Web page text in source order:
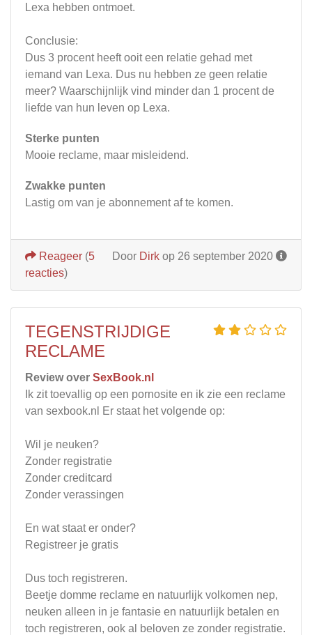
Lexa hebben ontmoet.
Conclusie:
Dus 3 procent heeft ooit een relatie gehad met
iemand van Lexa. Dus nu hebben ze geen relatie
meer? Waarschijnlijk vind minder dan 1 procent de
liefde van hun leven op Lexa.
Sterke punten
Mooie reclame, maar misleidend.
Zwakke punten
Lastig om van je abonnement af te komen.
Door Dirk op 26 september 2020
Reageer (5
reacties)
TEGENSTRIJDIGE
RECLAME
Review over SexBook.nl
Ik zit toevallig op een pornosite en ik zie een reclame
van sexbook.nl Er staat het volgende op:
Wil je neuken?
Zonder registratie
Zonder creditcard
Zonder verassingen
En wat staat er onder?
Registreer je gratis
Dus toch registreren.
Beetje domme reclame en natuurlijk volkomen nep,
neuken alleen in je fantasie en natuurlijk betalen en
toch registreren, ook al beloven ze zonder registratie.